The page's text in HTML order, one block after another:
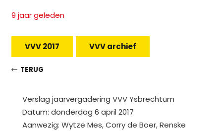
9 jaar geleden
VVV 2017 VVV archief
TERUG
Verslag jaarvergadering VVV Ysbrechtum
Datum: donderdag 6 april 2017
Aanwezig: Wytze Mes, Corry de Boer, Renske